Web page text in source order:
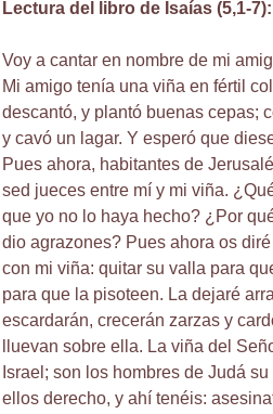
Lectura del libro de Isaías (5,1-7):
Voy a cantar en nombre de mi
Mi amigo tenía una viña en fértil
descantó, y plantó buenas cepas;
y cavó un lagar. Y esperó que
Pues ahora, habitantes de
sed jueces entre mí y mi viña.
que yo no lo haya hecho? ¿Por
dio agrazones? Pues ahora os
con mi viña: quitar su valla para
para que la pisoteen. La dejaré
escardarán, crecerán zarzas y
lluevan sobre ella. La viña del
Israel; son los hombres de Judá
ellos derecho, y ahí tenéis: